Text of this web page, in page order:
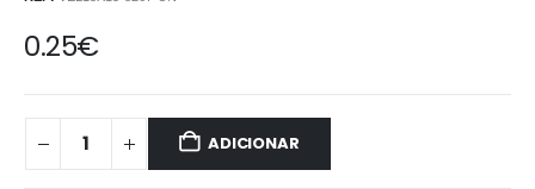
0.25€
ADICIONAR